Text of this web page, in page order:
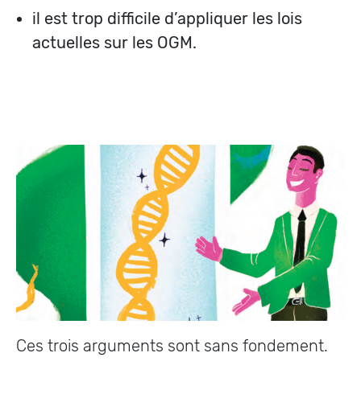
il est trop difficile d’appliquer les lois
actuelles sur les OGM.
Ces trois arguments sont sans fondement.